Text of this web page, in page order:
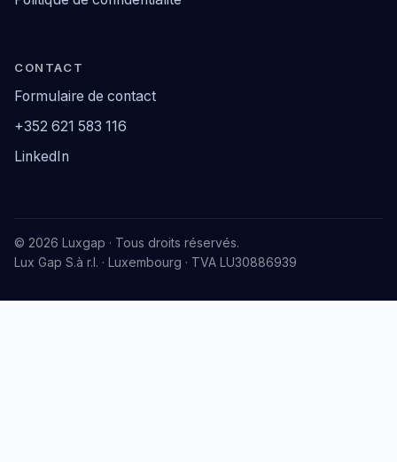
CONTACT
Formulaire de contact
+352 621 583 116
LinkedIn
© 2026 Luxgap · Tous droits réservés.
Lux Gap S.à r.l. · Luxembourg · TVA LU30886939